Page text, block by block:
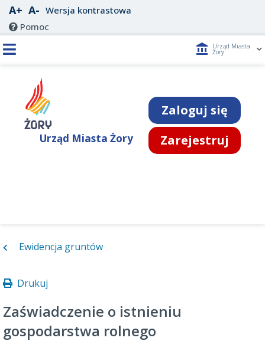
A+ A- Wersja kontrastowa
Pomoc
account_balance Urząd Miasta
Żory
Urząd Miasta Żory
Zaloguj się
Zarejestruj
Ewidencja gruntów
Drukuj
Zaświadczenie o istnieniu
gospodarstwa rolnego